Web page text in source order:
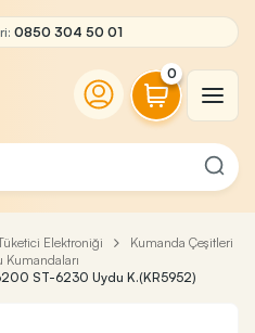
0850 304 50 01
0
Elektroniği
Kumanda Çeşitleri
Kumandaları
ST-6230 Uydu K.(KR5952)